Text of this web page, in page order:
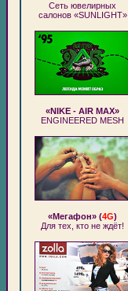
Сеть ювелирных
салонов «SUNLIGHT»
«NIKE - AIR MAX»
ENGINEERED MESH
«Мегафон» (4G)
Для тех, кто не ждёт!